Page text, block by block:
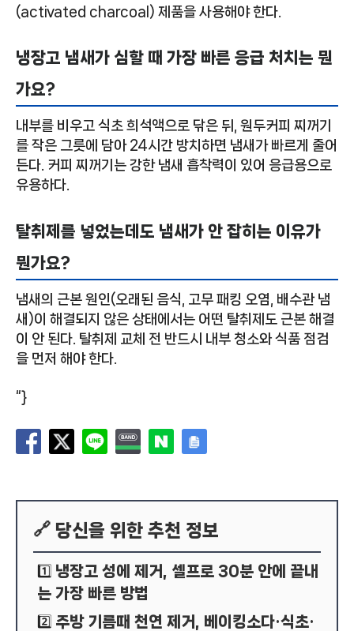
(activated charcoal) 제품을 사용해야 한다.
냉장고 냄새가 심할 때 가장 빠른 응급 처치는 뭔
가요?
내부를 비우고 식초 희석액으로 닦은 뒤, 원두커피 찌꺼기
를 작은 그릇에 담아 24시간 방치하면 냄새가 빠르게 줄어
든다. 커피 찌꺼기는 강한 냄새 흡착력이 있어 응급용으로
유용하다.
탈취제를 넣었는데도 냄새가 안 잡히는 이유가
뭔가요?
냄새의 근본 원인(오래된 음식, 고무 패킹 오염, 배수관 냄
새)이 해결되지 않은 상태에서는 어떤 탈취제도 근본 해결
이 안 된다. 탈취제 교체 전 반드시 내부 청소와 식품 점검
을 먼저 해야 한다.
“}
🔗 당신을 위한 추천 정보
1️⃣ 냉장고 성에 제거, 셀프로 30분 안에 끝내
는 가장 빠른 방법
2️⃣ 주방 기름때 천연 제거, 베이킹소다·식초·